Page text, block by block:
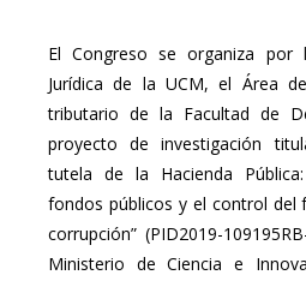
El Congreso se organiza por
Jurídica de la UCM, el Área
tributario de la Facultad de
proyecto de investigación
tutela de la Hacienda
fondos públicos y el control del
corrupción” (PID2019-
Ministerio de Ciencia e